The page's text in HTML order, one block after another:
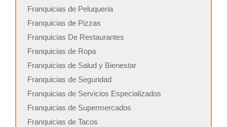
Franquicias de Peluqueria
Franquicias de Pizzas
Franquicias De Restaurantes
Franquicias de Ropa
Franquicias de Salud y Bienestar
Franquicias de Seguridad
Franquicias de Servicios Especializados
Franquicias de Supermercados
Franquicias de Tacos